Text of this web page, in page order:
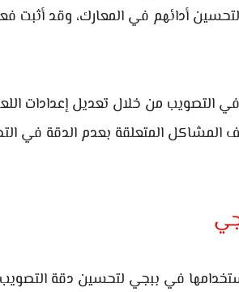
أدائهم في المعارك، وقد أثبت
من خلال تعديل إعدادات
المتعلقة بعدم الدقة في
في ببجي لتحسين دقة